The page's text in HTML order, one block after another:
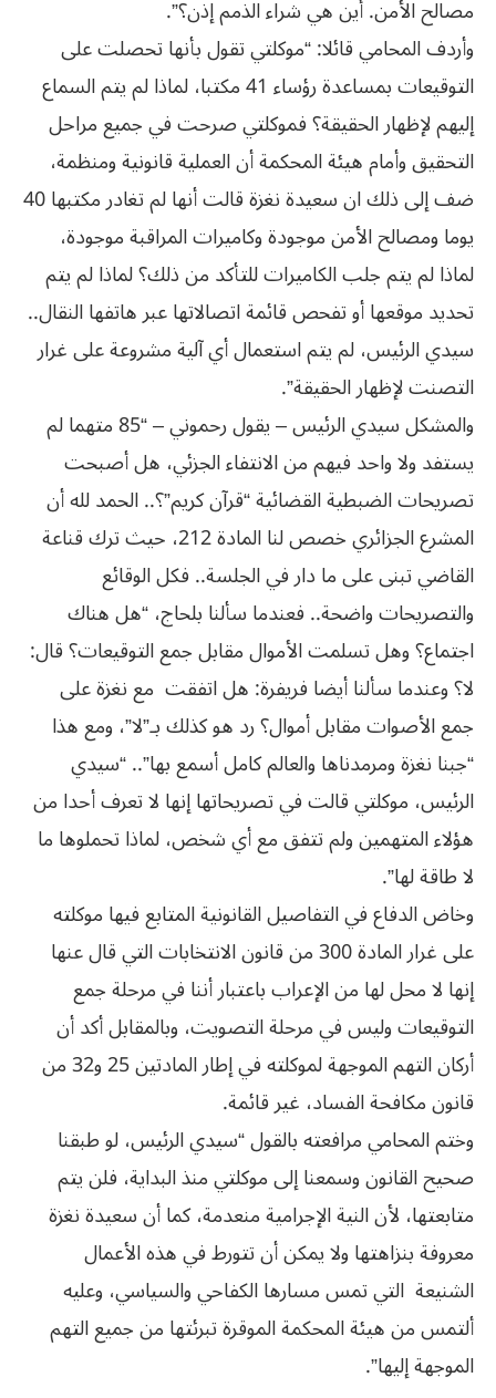
مصالح الأمن. أين هي شراء الذمم إذن؟”.
وأردف المحامي قائلا: “موكلتي تقول بأنها تحصلت على
التوقيعات بمساعدة رؤساء 41 مكتبا، لماذا لم يتم السماع
إليهم لإظهار الحقيقة؟ فموكلتي صرحت في جميع مراحل
التحقيق وأمام هيئة المحكمة أن العملية قانونية ومنظمة،
ضف إلى ذلك ان سعيدة نغزة قالت أنها لم تغادر مكتبها 40
يوما ومصالح الأمن موجودة وكاميرات المراقبة موجودة،
لماذا لم يتم جلب الكاميرات للتأكد من ذلك؟ لماذا لم يتم
تحديد موقعها أو تفحص قائمة اتصالاتها عبر هاتفها النقال..
سيدي الرئيس، لم يتم استعمال أي آلية مشروعة على غرار
التصنت لإظهار الحقيقة”.
والمشكل سيدي الرئيس – يقول رحموني – “85 متهما لم
يستفد ولا واحد فيهم من الانتفاء الجزئي، هل أصبحت
تصريحات الضبطية القضائية “قرآن كريم”؟.. الحمد لله أن
المشرع الجزائري خصص لنا المادة 212، حيث ترك قناعة
القاضي تبنى على ما دار في الجلسة.. فكل الوقائع
والتصريحات واضحة.. فعندما سألنا بلحاج، “هل هناك
اجتماع؟ وهل تسلمت الأموال مقابل جمع التوقيعات؟ قال:
لا؟ وعندما سألنا أيضا فريفرة: هل اتفقت مع نغزة على
جمع الأصوات مقابل أموال؟ رد هو كذلك بـ”لا”، ومع هذا
“جبنا نغزة ومرمدناها والعالم كامل أسمع بها”.. “سيدي
الرئيس، موكلتي قالت في تصريحاتها إنها لا تعرف أحدا من
هؤلاء المتهمين ولم تتفق مع أي شخص، لماذا تحملوها ما
لا طاقة لها”.
وخاض الدفاع في التفاصيل القانونية المتابع فيها موكلته
على غرار المادة 300 من قانون الانتخابات التي قال عنها
إنها لا محل لها من الإعراب باعتبار أننا في مرحلة جمع
التوقيعات وليس في مرحلة التصويت، وبالمقابل أكد أن
أركان التهم الموجهة لموكلته في إطار المادتين 25 و32 من
قانون مكافحة الفساد، غير قائمة.
وختم المحامي مرافعته بالقول “سيدي الرئيس، لو طبقنا
صحيح القانون وسمعنا إلى موكلتي منذ البداية، فلن يتم
متابعتها، لأن النية الإجرامية منعدمة، كما أن سعيدة نغزة
معروفة بنزاهتها ولا يمكن أن تتورط في هذه الأعمال
الشنيعة التي تمس مسارها الكفاحي والسياسي، وعليه
ألتمس من هيئة المحكمة الموقرة تبرئتها من جميع التهم
الموجهة إليها”.